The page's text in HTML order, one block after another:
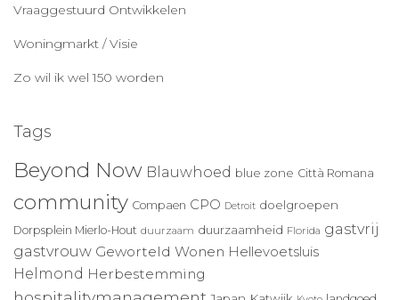
Vraaggestuurd Ontwikkelen
Woningmarkt / Visie
Zo wil ik wel 150 worden
Tags
Beyond Now Blauwhoed blue zone Città Romana
community Compaen CPO Detroit doelgroepen
Dorpsplein Mierlo-Hout duurzaam duurzaamheid Florida gastvrij
gastvrouw Geworteld Wonen Hellevoetsluis
Helmond Herbestemming